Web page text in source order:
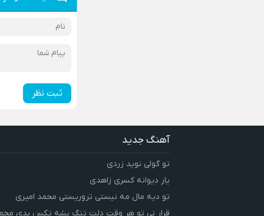
ثبت نظر
آهنگ جدید
تو گولی نوید زردی
یار دیوانه کسری زاهدی
تو دیه مال مه نیستی تروریستی محمد امیری
قرار نی تو هر وقت دلت تنگ بشه تکس بدی